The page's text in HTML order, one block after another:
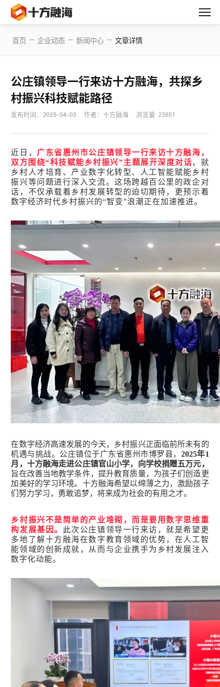
首页 — 企业动态 — 新闻中心 — 文章详情
公庄镇领导一行来访十方融海，共探乡
村振兴科技赋能路径
发布时间： 2025-04-03 作者：十方融海 浏览量: 23551
近日， 广东省惠州市公庄镇领导一行来访十方融海，
双方围绕“科技赋能乡村振兴”主题展开深度对话，就
乡村人才培育、产业数字化转型、人工智能赋能乡村
振兴等问题进行深入交流。这场跨越百公里的政企对
话，不仅承载着乡村发展转型的迫切期待，更预示着
数字经济时代乡村振兴的“智变”浪潮正在加速推进。
在数字经济高速发展的今天，乡村振兴正面临前所未有的
机遇与挑战。公庄镇位于广东省惠州市博罗县， 2025年1
月，十方融海走进公庄镇官山小学，向学校捐赠五万元，
旨在改善当地教学条件，提升教育质量，为孩子们创造更
加美好的学习环境。十方融海希望以绵薄之力，激励孩子
们努力学习，勇敢追梦，将来成为社会的有用之才。
乡村振兴不是简单的产业堆砌，而是要用数字思维重
构发展基因。
此次公庄镇领导一行来访，就是希望更
多地了解十方融海在数字教育领域的优势，在人工智
能领域的创新成就，从而与企业携手为乡村发展注入
数字化动能。